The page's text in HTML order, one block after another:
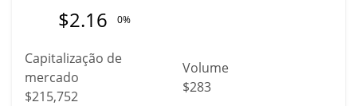
$2.16 0%
Capitalização de
mercado
$215,752
Volume
$283